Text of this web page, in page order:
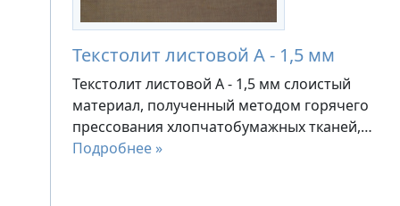
Текстолит листовой А - 1,5 мм
Текстолит листовой А - 1,5 мм слоистый
материал, полученный методом горячего
прессования хлопчатобумажных тканей,…
Подробнее »